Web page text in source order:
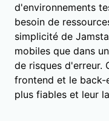
d'environnements
besoin de
simplicité de
mobiles que dans
de risques d'erreur.
frontend et le back-
plus fiables et leur